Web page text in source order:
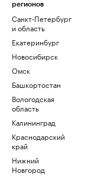
регионов
Санкт-Петербург
и область
Екатеринбург
Новосибирск
Омск
Башкортостан
Вологодская
область
Калининград
Краснодарский
край
Нижний
Новгород